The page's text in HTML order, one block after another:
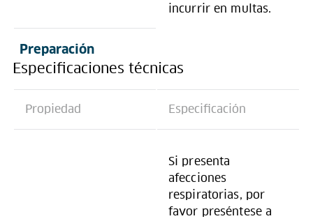
incurrir en multas.
Preparación
Especificaciones técnicas
Propiedad Especificación
Si presenta
afecciones
respiratorias, por
favor preséntese a